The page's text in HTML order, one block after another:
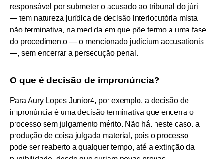
responsável por submeter o acusado ao tribunal do júri
— tem natureza jurídica de decisão interlocutória mista
não terminativa, na medida em que põe termo a uma fase
do procedimento — o mencionado judicium accusationis
—, sem encerrar a persecução penal.
O que é decisão de impronúncia?
Para Aury Lopes Junior4, por exemplo, a decisão de
impronúncia é uma decisão terminativa que encerra o
processo sem julgamento mérito. Não há, neste caso, a
produção de coisa julgada material, pois o processo
pode ser reaberto a qualquer tempo, até a extinção da